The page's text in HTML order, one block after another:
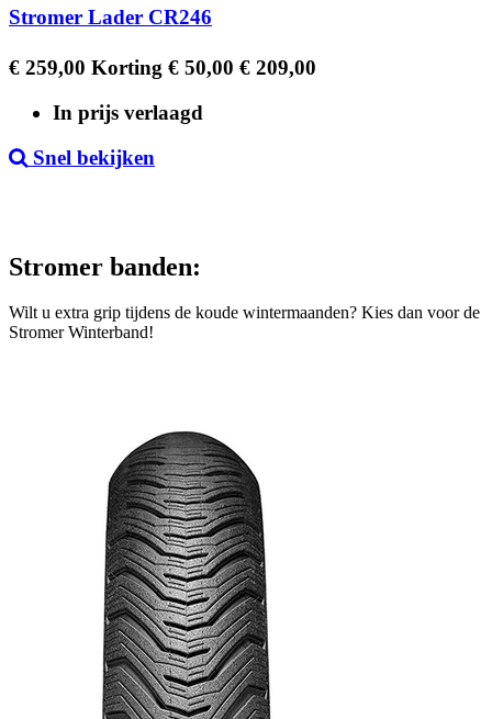
Stromer Lader CR246
Regular
€ 259,00 Korting € 50,00 Prijs
€ 209,00
In prijs verlaagd
Snel bekijken
Stromer banden:
Wilt u extra grip tijdens de koude wintermaanden? Kies dan voor de
Stromer Winterband!